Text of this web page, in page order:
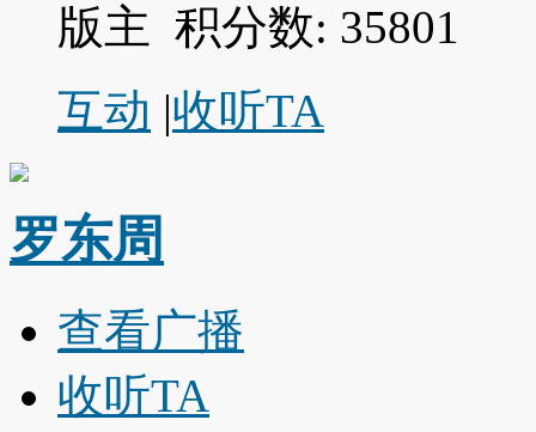
版主 积分数: 35801
互动 |收听TA
罗东周
查看广播
收听TA